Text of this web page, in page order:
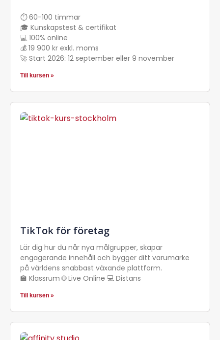
⏱ 60-100 timmar
🎓 Kunskapstest & certifikat
💻 100% online
💰 19 900 kr exkl. moms
🚀 Start 2026: 12 september eller 9 november
Till kursen »
TikTok för företag
Lär dig hur du når nya målgrupper, skapar
engagerande innehåll och bygger ditt varumärke
på världens snabbast växande plattform.
🏫 Klassrum 🌐 Live Online 💻 Distans
Till kursen »